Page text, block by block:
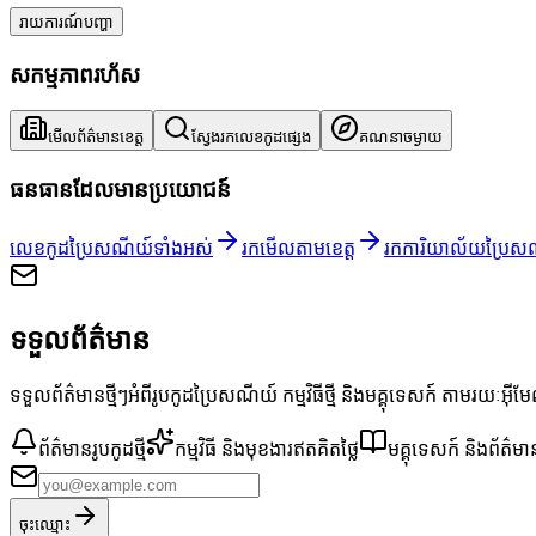
រាយការណ៍បញ្ហា
សកម្មភាពរហ័ស
មើលព័ត៌មានខេត្ត ស្វែងរកលេខកូដផ្សេង គណនាចម្ងាយ
ធនធានដែលមានប្រយោជន៍
លេខកូដប្រៃសណីយ៍ទាំងអស់ រកមើលតាមខេត្ត រកការិយាល័យប្រៃ
ទទួលព័ត៌មាន
ទទួលព័ត៌មានថ្មីៗអំពីរូបកូដប្រៃសណីយ៍ កម្មវិធីថ្មី និងមគ្គុទេសក៍ តាមរយៈអ៊ីម
ព័ត៌មានរូបកូដថ្មី កម្មវិធី និងមុខងារឥតគិតថ្លៃ មគ្គុទេសក៍ និងព័ត៌មា
ចុះឈ្មោះ